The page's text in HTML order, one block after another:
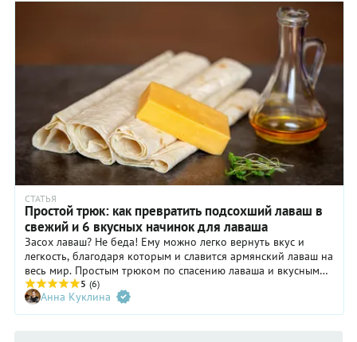
СТАТЬЯ
Простой трюк: как превратить подсохший лаваш в
свежий и 6 вкусных начинок для лаваша
Засох лаваш? Не беда! Ему можно легко вернуть вкус и
легкость, благодаря которым и славится армянский лаваш на
весь мир. Простым трюком по спасению лаваша и вкусными
начинками с нами поделился бренд-шеф ресторана «Ноев
Ковчег» Сергей Навасартов.
5 (6)
Анна Куклина